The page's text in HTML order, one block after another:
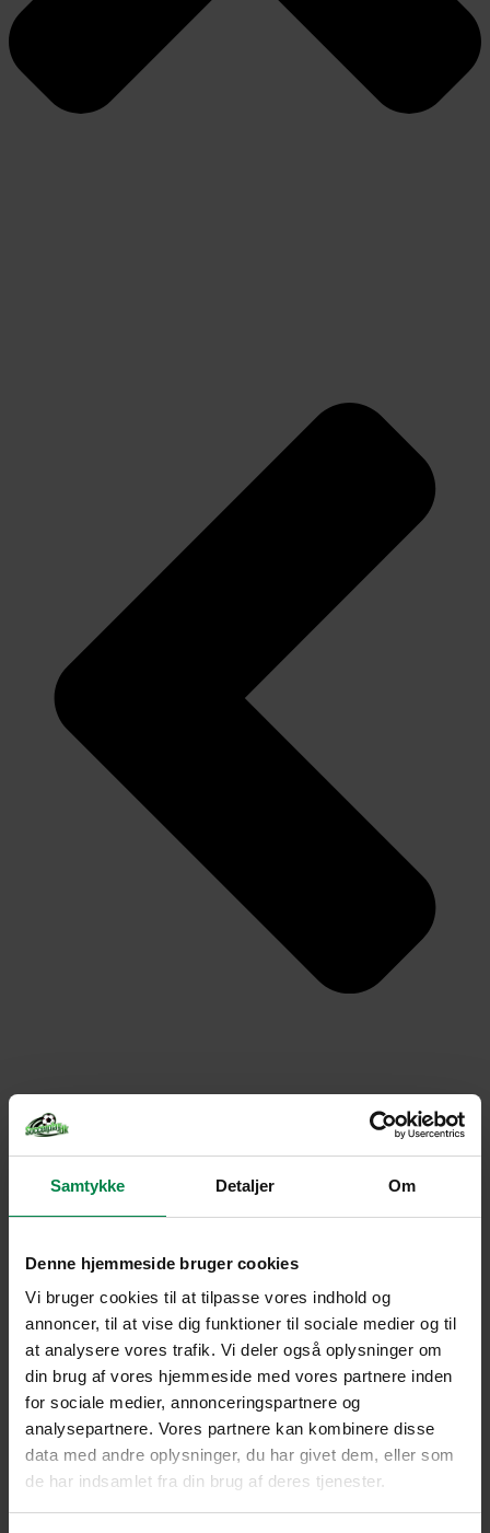
Samtykke Detaljer Om
Denne hjemmeside bruger cookies
Vi bruger cookies til at tilpasse vores indhold og
annoncer, til at vise dig funktioner til sociale medier og til
at analysere vores trafik. Vi deler også oplysninger om
din brug af vores hjemmeside med vores partnere inden
for sociale medier, annonceringspartnere og
analysepartnere. Vores partnere kan kombinere disse
data med andre oplysninger, du har givet dem, eller som
de har indsamlet fra din brug af deres tjenester.